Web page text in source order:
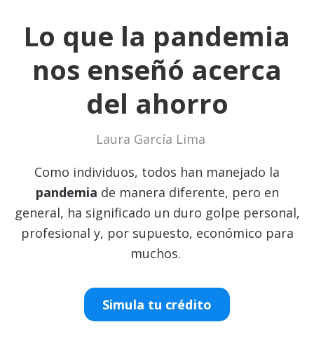
Lo que la pandemia
nos enseñó acerca
del ahorro
Laura García Lima
Como individuos, todos han manejado la
pandemia de manera diferente, pero en
general, ha significado un duro golpe personal,
profesional y, por supuesto, económico para
muchos.
Simula tu crédito